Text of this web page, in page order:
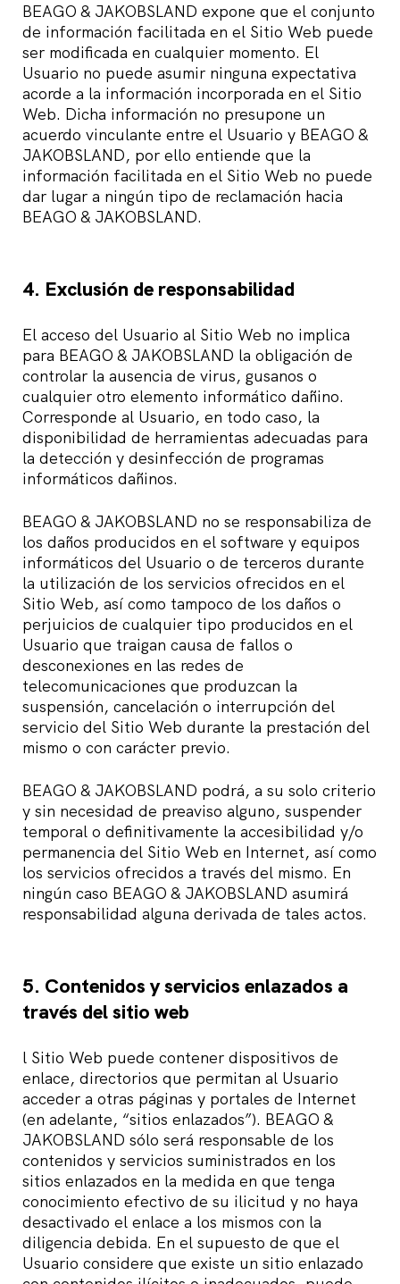
BEAGO & JAKOBSLAND expone que el conjunto
de información facilitada en el Sitio Web puede
ser modificada en cualquier momento. El
Usuario no puede asumir ninguna expectativa
acorde a la información incorporada en el Sitio
Web. Dicha información no presupone un
acuerdo vinculante entre el Usuario y BEAGO &
JAKOBSLAND, por ello entiende que la
información facilitada en el Sitio Web no puede
dar lugar a ningún tipo de reclamación hacia
BEAGO & JAKOBSLAND.
4. Exclusión de responsabilidad
El acceso del Usuario al Sitio Web no implica
para BEAGO & JAKOBSLAND la obligación de
controlar la ausencia de virus, gusanos o
cualquier otro elemento informático dañino.
Corresponde al Usuario, en todo caso, la
disponibilidad de herramientas adecuadas para
la detección y desinfección de programas
informáticos dañinos.
BEAGO & JAKOBSLAND no se responsabiliza de
los daños producidos en el software y equipos
informáticos del Usuario o de terceros durante
la utilización de los servicios ofrecidos en el
Sitio Web, así como tampoco de los daños o
perjuicios de cualquier tipo producidos en el
Usuario que traigan causa de fallos o
desconexiones en las redes de
telecomunicaciones que produzcan la
suspensión, cancelación o interrupción del
servicio del Sitio Web durante la prestación del
mismo o con carácter previo.
BEAGO & JAKOBSLAND podrá, a su solo criterio
y sin necesidad de preaviso alguno, suspender
temporal o definitivamente la accesibilidad y/o
permanencia del Sitio Web en Internet, así como
los servicios ofrecidos a través del mismo. En
ningún caso BEAGO & JAKOBSLAND asumirá
responsabilidad alguna derivada de tales actos.
5. Contenidos y servicios enlazados a
través del sitio web
l Sitio Web puede contener dispositivos de
enlace, directorios que permitan al Usuario
acceder a otras páginas y portales de Internet
(en adelante, “sitios enlazados”). BEAGO &
JAKOBSLAND sólo será responsable de los
contenidos y servicios suministrados en los
sitios enlazados en la medida en que tenga
conocimiento efectivo de su ilicitud y no haya
desactivado el enlace a los mismos con la
diligencia debida. En el supuesto de que el
Usuario considere que existe un sitio enlazado